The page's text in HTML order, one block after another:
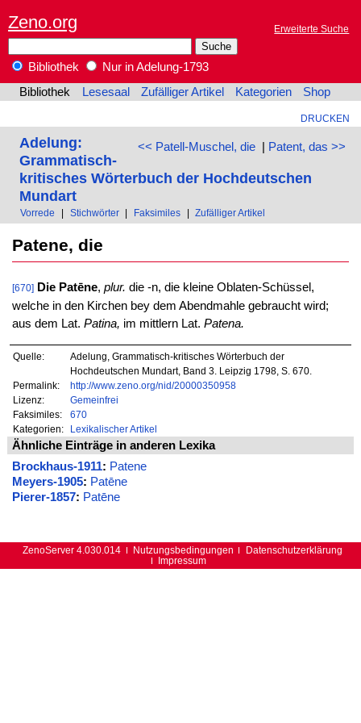
Zeno.org Erweiterte Suche
Bibliothek
Nur in Adelung-1793
Bibliothek
Lesesaal Zufälliger Artikel Kategorien Shop
DRUCKEN
<< Patell-Muschel, die| Patent, das >>
Adelung:
Grammatisch-
kritisches Wörterbuch der Hochdeutschen
Mundart
Vorrede Stichwörter Faksimiles Zufälliger Artikel
Patene, die
[670] Die Patēne, plur. die -n, die kleine Oblaten-Schüssel,
welche in den Kirchen bey dem Abendmahle gebraucht wird;
aus dem Lat. Patina, im mittlern Lat. Patena.
Quelle:
Adelung, Grammatisch-kritisches Wörterbuch der
Hochdeutschen Mundart, Band 3. Leipzig 1798, S. 670.
Permalink:
http://www.zeno.org/nid/20000350958
Lizenz:
Gemeinfrei
Faksimiles:
670
Kategorien:
Lexikalischer Artikel
Ähnliche Einträge in anderen Lexika
Brockhaus-1911: Patene
Meyers-1905: Patēne
Pierer-1857: Patēne
ZenoServer 4.030.014 Nutzungsbedingungen
Datenschutzerklärung
Impressum